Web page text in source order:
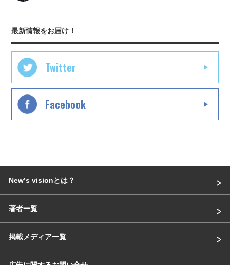
最新情報をお届け！
Twitter
Facebook
Newʼs visionとは？
著者一覧
掲載メディア一覧